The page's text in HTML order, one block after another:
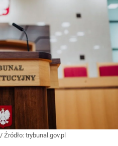
/ Źródło: trybunal.gov.pl